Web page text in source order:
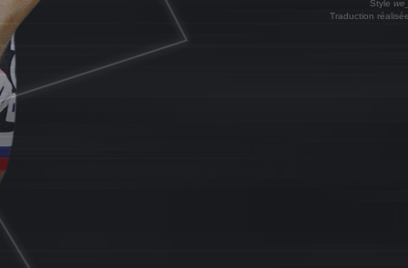
Style
Traduction